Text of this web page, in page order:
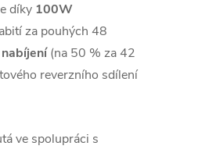
díky 100W
za pouhých 48
(na 50 % za 42
reverzního sdílení
ve spolupráci s